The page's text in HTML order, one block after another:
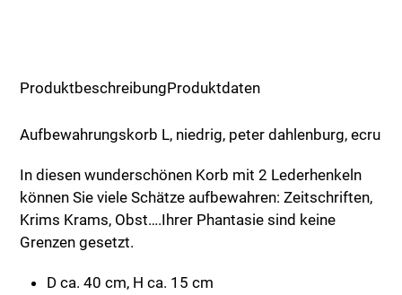
ProduktbeschreibungProduktdaten
Aufbewahrungskorb L, niedrig, peter dahlenburg, ecru
In diesen wunderschönen Korb mit 2 Lederhenkeln
können Sie viele Schätze aufbewahren: Zeitschriften,
Krims Krams, Obst….Ihrer Phantasie sind keine
Grenzen gesetzt.
D ca. 40 cm, H ca. 15 cm